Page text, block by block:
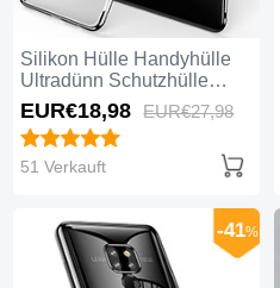
Silikon Hülle Handyhülle
Ultradünn Schutzhülle
Tasche Durchsichtig
Transparent mit Magnetisch
Fingerring Ständer C01 für
Huawei Mate 20 Schwarz
EUR€18,98 EUR€27,98
51 Verkauft
-41%